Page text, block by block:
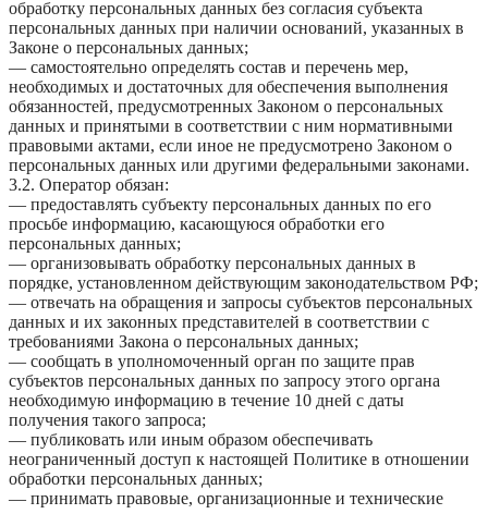
обработку персональных данных без согласия субъекта
персональных данных при наличии оснований, указанных в
Законе о персональных данных;
— самостоятельно определять состав и перечень мер,
необходимых и достаточных для обеспечения выполнения
обязанностей, предусмотренных Законом о персональных
данных и принятыми в соответствии с ним нормативными
правовыми актами, если иное не предусмотрено Законом о
персональных данных или другими федеральными законами.
3.2. Оператор обязан:
— предоставлять субъекту персональных данных по его
просьбе информацию, касающуюся обработки его
персональных данных;
— организовывать обработку персональных данных в
порядке, установленном действующим законодательством РФ;
— отвечать на обращения и запросы субъектов персональных
данных и их законных представителей в соответствии с
требованиями Закона о персональных данных;
— сообщать в уполномоченный орган по защите прав
субъектов персональных данных по запросу этого органа
необходимую информацию в течение 10 дней с даты
получения такого запроса;
— публиковать или иным образом обеспечивать
неограниченный доступ к настоящей Политике в отношении
обработки персональных данных;
— принимать правовые, организационные и технические